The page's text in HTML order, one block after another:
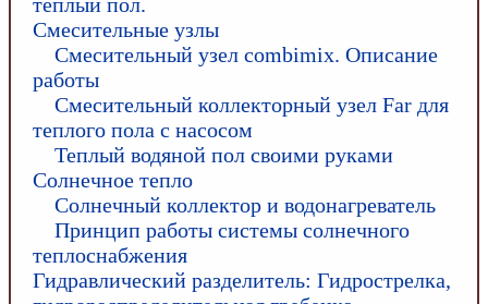
Смесительные узлы
Смесительный узел combimix. Описание
работы
Смесительный коллекторный узел Far для
теплого пола с насосом
Теплый водяной пол своими руками
Солнечное тепло
Солнечный коллектор и водонагреватель
Принцип работы системы солнечного
теплоснабжения
Гидравлический разделитель: Гидрострелка,